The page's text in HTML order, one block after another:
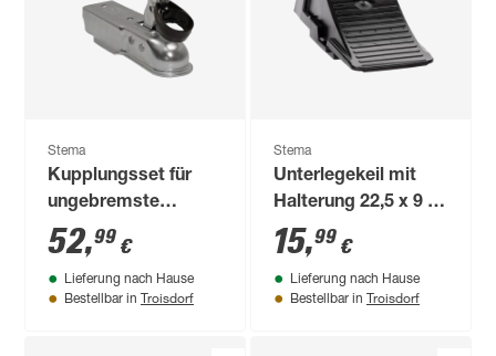
Stema
Kupplungsset für
ungebremste
Anhänger
52,99 €
Lieferung nach Hause
Bestellbar in Troisdorf
Stema
Unterlegekeil mit
Halterung 22,5 x 9 x
10 cm
15,99 €
Lieferung nach Hause
Bestellbar in Troisdorf